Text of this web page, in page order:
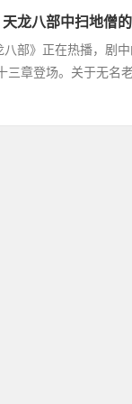
龙八部中扫地僧
部》正在热播，剧
章登场。关于无名